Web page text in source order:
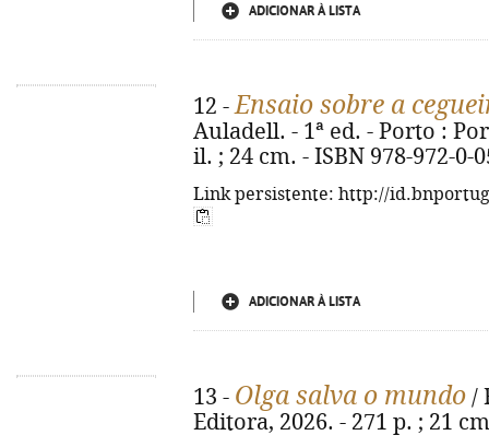
ADICIONAR À LISTA
12 -Ensaio sobre a
Auladell. - 1ª ed. - Porto :
il. ; 24 cm. - ISBN 978-972-0-
Link persistente: http://
ADICIONAR À LISTA
13 - Olga salva o mundo /
Editora, 2026. - 271 p. ; 21